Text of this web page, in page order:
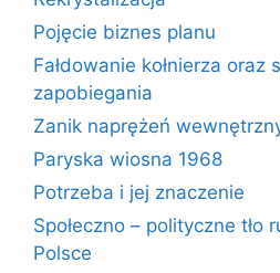
Pojęcie biznes planu
Fałdowanie kołnierza oraz
zapobiegania
Zanik naprężeń
Paryska wiosna 1968
Potrzeba i jej znaczenie
Społeczno – polityczne tło
Polsce